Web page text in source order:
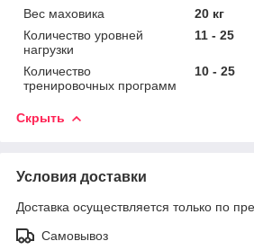
Вес маховика
20 кг
Количество уровней
нагрузки
11 - 25
Количество
тренировочных программ
10 - 25
Скрыть
Условия доставки
Доставка осуществляется только по
Самовывоз